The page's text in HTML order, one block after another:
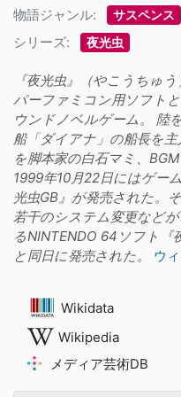
物語ジャンル: サスペンス
シリーズ: 夜光虫
『夜光虫』（やこうちゅ
パーファミコン用ソフト
ウンドノベルゲーム。 陸
船「ダイアナ」の船長を
を脚本家の白石マミ、
1999年10月22日にはゲー
光虫GB』が発売された。
若干のシステム変更など
るNINTENDO 64ソフト『
と同日に発売された。
ウ
Wikidata
Wikipedia
メディア芸術DB